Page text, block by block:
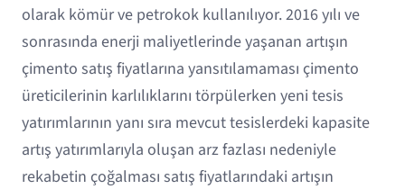
olarak kömür ve petrokok kullanılıyor. 2016 yılı ve
sonrasında enerji maliyetlerinde yaşanan artışın
çimento satış fiyatlarına yansıtılamaması çimento
üreticilerinin karlılıklarını törpülerken yeni tesis
yatırımlarının yanı sıra mevcut tesislerdeki kapasite
artış yatırımlarıyla oluşan arz fazlası nedeniyle
rekabetin çoğalması satış fiyatlarındaki artışın